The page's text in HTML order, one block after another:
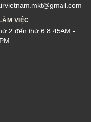
VIỆC
2 đến thứ 6 8:45AM -